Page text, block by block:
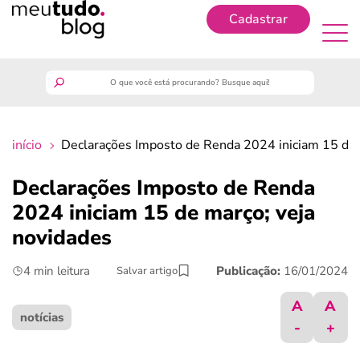
Cadastrar
finanças
benefícios
últimas notícias
início Declarações Imposto de Renda 2024 iniciam 15 de
Declarações Imposto de Renda
2024 iniciam 15 de março; veja
novidades
4 min leitura Salvar artigo Publicação: 16/01/2024
notícias
A
-
A
+